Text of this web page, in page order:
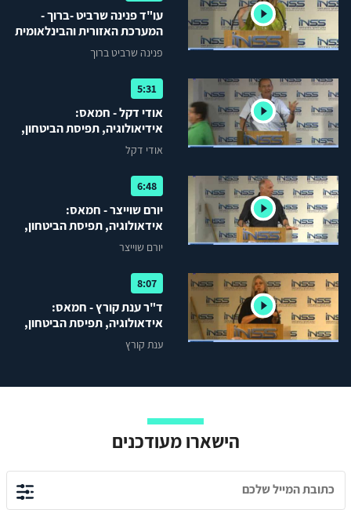
עו"ד פנינה שרביט -ברוך -
המערכת האזורית והבינלאומית
פנינה שרביט ברוך
5:31
אודי דקל - חמאס:
אידיאולוגיה, תפיסת הביטחון,
התנהלות במבצע
אודי דקל
6:48
יורם שוייצר - חמאס:
אידאולוגיה, תפיסת הביטחון,
התנהלות במבצע
יורם שוייצר
8:07
ד"ר ענת קורץ - חמאס:
אידאולוגיה, תפיסת הביטחון,
התנהלות במבצע
ענת קורץ
הישארו מעודכנים